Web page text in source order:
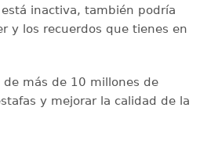
inactiva, también podría
y los recuerdos que tienes en
más de 10 millones de
y mejorar la calidad de la